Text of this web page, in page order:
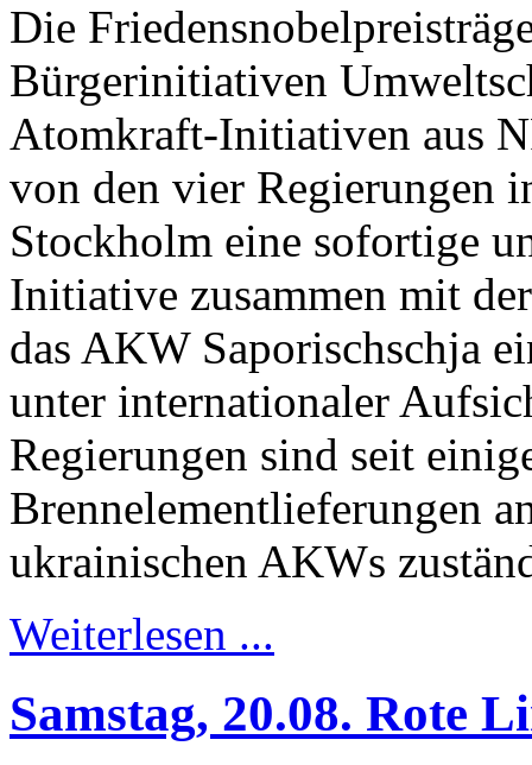
Die
Bürgerinitiativen
Atomkraft-Initiativen aus
von den vier Regierungen
Stockholm eine sofortige
Initiative zusammen mit
das AKW Saporischschja
unter internationaler
Regierungen sind seit
Brennelementlieferungen
ukrainischen AKWs
Weiterlesen ...
Samstag, 20.08. Rote